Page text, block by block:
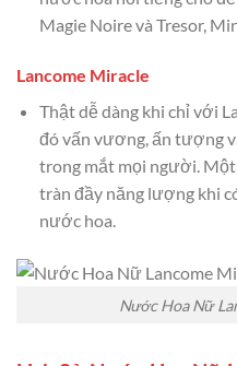
Magie Noire và Tresor,
Lancome Miracle
Thật dễ dàng khi chỉ với
đó vấn vương, ấn tượng
trong mắt mọi người. Một
tràn đầy năng lượng khi
nước hoa.
Nước Hoa Nữ